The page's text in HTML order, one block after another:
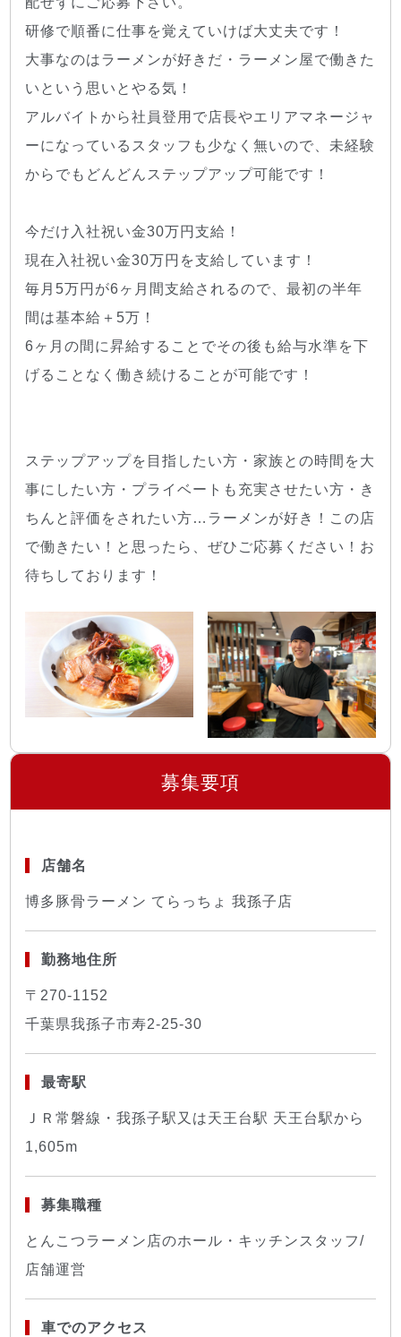
研修で順番に仕事を覚えていけば大丈夫です！
大事なのはラーメンが好きだ・ラーメン屋で働きた
いという思いとやる気！
アルバイトから社員登用で店長やエリアマネージャ
ーになっているスタッフも少なく無いので、未経験
からでもどんどんステップアップ可能です！
今だけ入社祝い金30万円支給！
現在入社祝い金30万円を支給しています！
毎月5万円が6ヶ月間支給されるので、最初の半年
間は基本給＋5万！
6ヶ月の間に昇給することでその後も給与水準を下
げることなく働き続けることが可能です！
ステップアップを目指したい方・家族との時間を大
事にしたい方・プライベートも充実させたい方・き
ちんと評価をされたい方…ラーメンが好き！この店
で働きたい！と思ったら、ぜひご応募ください！お
待ちしております！
募集要項
店舗名
博多豚骨ラーメン てらっちょ 我孫子店
勤務地住所
〒270-1152
千葉県我孫子市寿2-25-30
最寄駅
ＪＲ常磐線・我孫子駅又は天王台駅 天王台駅から
1,605m
募集職種
とんこつラーメン店のホール・キッチンスタッフ/
店舗運営
車でのアクセス